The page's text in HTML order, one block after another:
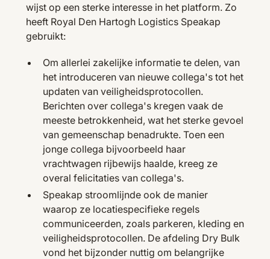
wijst op een sterke interesse in het platform. Zo
heeft Royal Den Hartogh Logistics Speakap
gebruikt:
Om allerlei zakelijke informatie te delen, van
het introduceren van nieuwe collega's tot het
updaten van veiligheidsprotocollen.
Berichten over collega's kregen vaak de
meeste betrokkenheid, wat het sterke gevoel
van gemeenschap benadrukte. Toen een
jonge collega bijvoorbeeld haar
vrachtwagen rijbewijs haalde, kreeg ze
overal felicitaties van collega's.
Speakap stroomlijnde ook de manier
waarop ze locatiespecifieke regels
communiceerden, zoals parkeren, kleding en
veiligheidsprotocollen. De afdeling Dry Bulk
vond het bijzonder nuttig om belangrijke